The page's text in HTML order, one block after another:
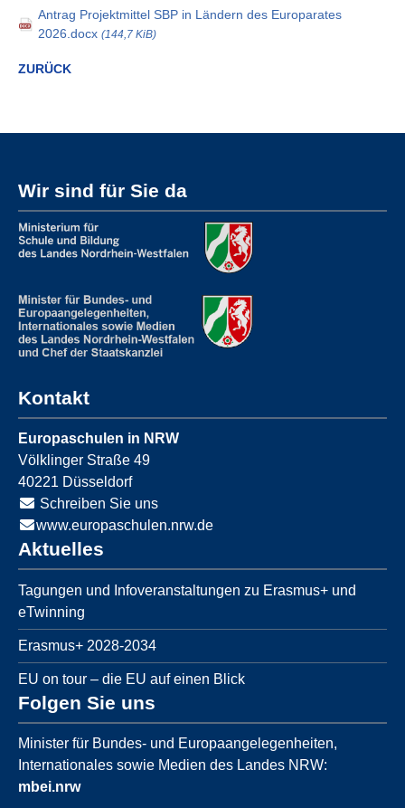
Antrag Projektmittel SBP in Ländern des Europarates
2026.docx (144,7 KiB)
ZURÜCK
Wir sind für Sie da
Kontakt
Europaschulen in NRW
Völklinger Straße 49
40221 Düsseldorf
Schreiben Sie uns
www.europaschulen.nrw.de
Aktuelles
Tagungen und Infoveranstaltungen zu Erasmus+ und
eTwinning
Erasmus+ 2028-2034
EU on tour – die EU auf einen Blick
Folgen Sie uns
Minister für Bundes- und Europaangelegenheiten,
Internationales sowie Medien des Landes NRW:
mbei.nrw